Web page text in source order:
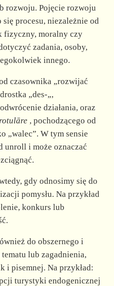
rozwoju. Pojęcie rozwoju
procesu, niezależnie od
fizyczny, moralny czy
zadania, osoby,
innego.
czasownika „rozwijać
„des-„,
działania, oraz
, pochodzącego od
„walec”. W tym sensie
unroll i może oznaczać
gdy odnosimy się do
pomysłu. Na przykład
konkurs lub
do obszernego i
lub zagadnienia,
i pisemnej. Na przykład:
turystyki endogenicznej